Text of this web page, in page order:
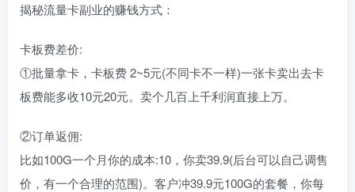
揭秘流量卡副业的赚钱方式：
卡板费差价:
①批量拿卡，卡板费 2~5元(不同卡不一样)一张卡卖出去卡
板费能多收10元20元。卖个几百上千利润直接上万。
②订单返佣:
比如100G一个月你的成本:10，你卖39.9(后台可以自己调售
价，有一个合理的范围)。客户冲39.9元100G的套餐，你每